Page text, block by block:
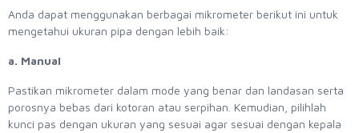
Anda dapat menggunakan berbagai mikrometer berikut ini untuk
mengetahui ukuran pipa dengan lebih baik:
a. Manual
Pastikan mikrometer dalam mode yang benar dan landasan serta
porosnya bebas dari kotoran atau serpihan. Kemudian, pilihlah
kunci pas dengan ukuran yang sesuai agar sesuai dengan kepala